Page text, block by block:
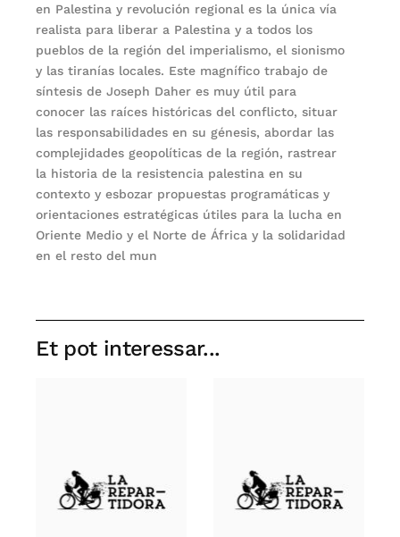
en Palestina y revolución regional es la única vía
realista para liberar a Palestina y a todos los
pueblos de la región del imperialismo, el sionismo
y las tiranías locales. Este magnífico trabajo de
síntesis de Joseph Daher es muy útil para
conocer las raíces históricas del conflicto, situar
las responsabilidades en su génesis, abordar las
complejidades geopolíticas de la región, rastrear
la historia de la resistencia palestina en su
contexto y esbozar propuestas programáticas y
orientaciones estratégicas útiles para la lucha en
Oriente Medio y el Norte de África y la solidaridad
en el resto del mun
Et pot interessar...